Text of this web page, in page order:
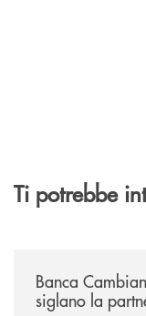
Ti potrebbe
Banca
siglano la